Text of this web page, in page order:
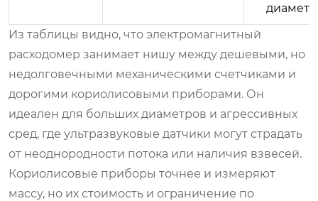
Из таблицы видно, что электромагнитный
расходомер занимает нишу между дешевыми, но
недолговечными механическими счетчиками и
дорогими кориолисовыми приборами. Он
идеален для больших диаметров и агрессивных
сред, где ультразвуковые датчики могут страдать
от неоднородности потока или наличия взвесей.
Кориолисовые приборы точнее и измеряют
массу, но их стоимость и ограничение по